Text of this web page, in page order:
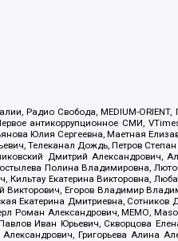
Радио Свобода, MEDIUM-
антикоррупционное СМИ,
Юлия Сергеевна, Маетная
Телеканал Дождь, Петров
Дмитрий Александрович,
Полина Владимировна,
Екатерина Викторовна,
Егоров Владимир
Екатерина Дмитриевна, Сотников
Роман Александрович, МЕМО,
Иван Юрьевич, Скворцова
Григорьева Алина